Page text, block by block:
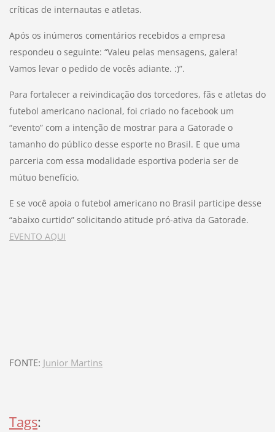
críticas de internautas e atletas.
Após os inúmeros comentários recebidos a empresa
respondeu o seguinte: “Valeu pelas mensagens, galera!
Vamos levar o pedido de vocês adiante. :)”.
Para fortalecer a reivindicação dos torcedores, fãs e atletas do
futebol americano nacional, foi criado no facebook um
“evento” com a intenção de mostrar para a Gatorade o
tamanho do público desse esporte no Brasil. E que uma
parceria com essa modalidade esportiva poderia ser de
mútuo benefício.
E se você apoia o futebol americano no Brasil participe desse
“abaixo curtido” solicitando atitude pró-ativa da Gatorade.
EVENTO AQUI
FONTE: Junior Martins
Tags: